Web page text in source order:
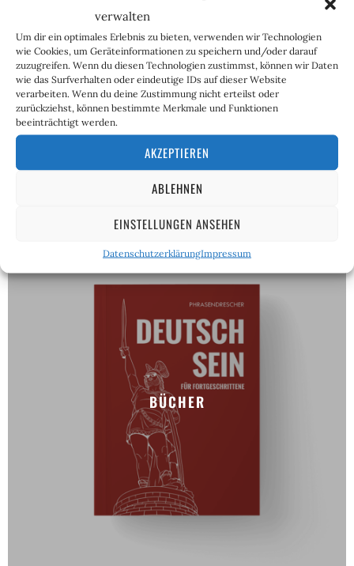
verwalten
Um dir ein optimales Erlebnis zu bieten, verwenden wir Technologien
wie Cookies, um Geräteinformationen zu speichern und/oder darauf
zuzugreifen. Wenn du diesen Technologien zustimmst, können wir Daten
wie das Surfverhalten oder eindeutige IDs auf dieser Website
verarbeiten. Wenn du deine Zustimmung nicht erteilst oder
zurückziehst, können bestimmte Merkmale und Funktionen
beeinträchtigt werden.
AKZEPTIEREN
ABLEHNEN
EINSTELLUNGEN ANSEHEN
DatenschutzerklärungImpressum
ABOS
BÜCHER